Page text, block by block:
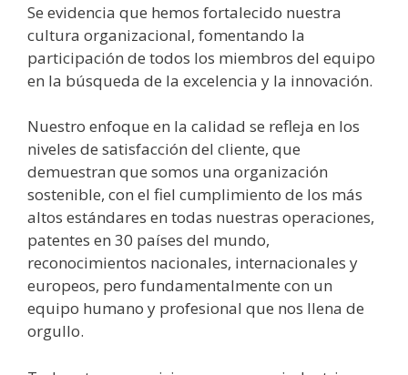
Se evidencia que hemos fortalecido nuestra
cultura organizacional, fomentando la
participación de todos los miembros del equipo
en la búsqueda de la excelencia y la innovación.
Nuestro enfoque en la calidad se refleja en los
niveles de satisfacción del cliente, que
demuestran que somos una organización
sostenible, con el fiel cumplimiento de los más
altos estándares en todas nuestras operaciones,
patentes en 30 países del mundo,
reconocimientos nacionales, internacionales y
europeos, pero fundamentalmente con un
equipo humano y profesional que nos llena de
orgullo.